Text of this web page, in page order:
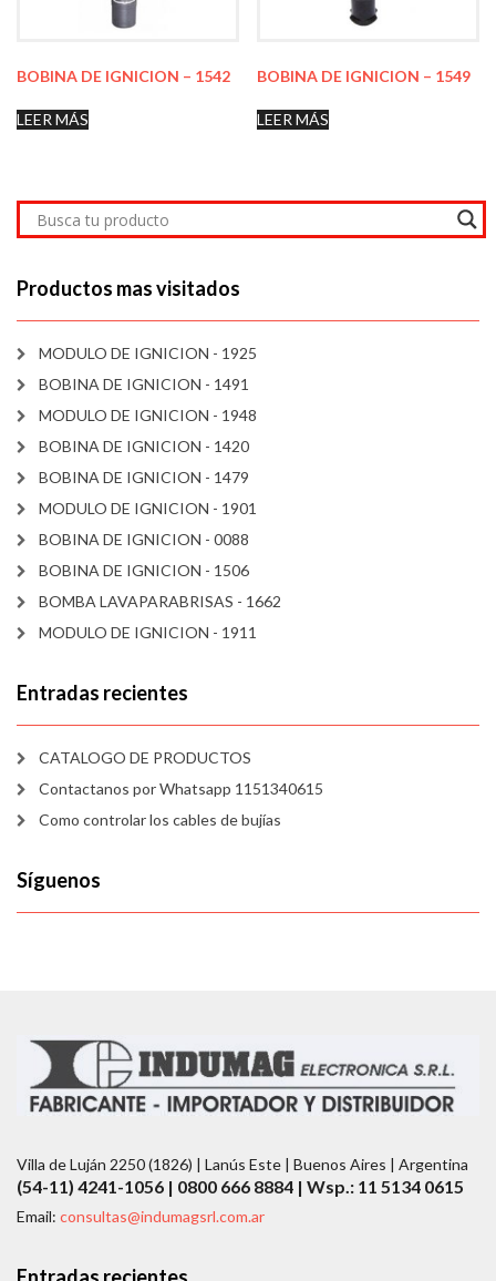
BOBINA DE IGNICION – 1542
LEER MÁS
BOBINA DE IGNICION – 1549
LEER MÁS
Productos mas visitados
MODULO DE IGNICION - 1925
BOBINA DE IGNICION - 1491
MODULO DE IGNICION - 1948
BOBINA DE IGNICION - 1420
BOBINA DE IGNICION - 1479
MODULO DE IGNICION - 1901
BOBINA DE IGNICION - 0088
BOBINA DE IGNICION - 1506
BOMBA LAVAPARABRISAS - 1662
MODULO DE IGNICION - 1911
Entradas recientes
CATALOGO DE PRODUCTOS
Contactanos por Whatsapp 1151340615
Como controlar los cables de bujías
Síguenos
Villa de Luján 2250 (1826) | Lanús Este | Buenos Aires | Argentina
(54-11) 4241-1056 | 0800 666 8884 | Wsp.: 11 5134 0615
Email: consultas@indumagsrl.com.ar